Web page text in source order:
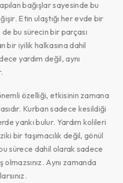
bağışlar sayesinde bu
Etin ulaştığı her evde bir
bu sürecin bir parçası
bir iyilik halkasına dahil
yardım değil, aynı
özelliği, etkisinin zamana
Kurban sadece kesildiği
yankı bulur. Yardım kolileri
bir taşımacılık değil, gönül
sürece dahil olarak sadece
Aynı zamanda